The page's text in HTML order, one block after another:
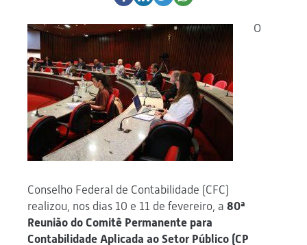
O
Conselho Federal de Contabilidade (CFC)
realizou, nos dias 10 e 11 de fevereiro, a 80ª
Reunião do Comitê Permanente para
Contabilidade Aplicada ao Setor Público (CP